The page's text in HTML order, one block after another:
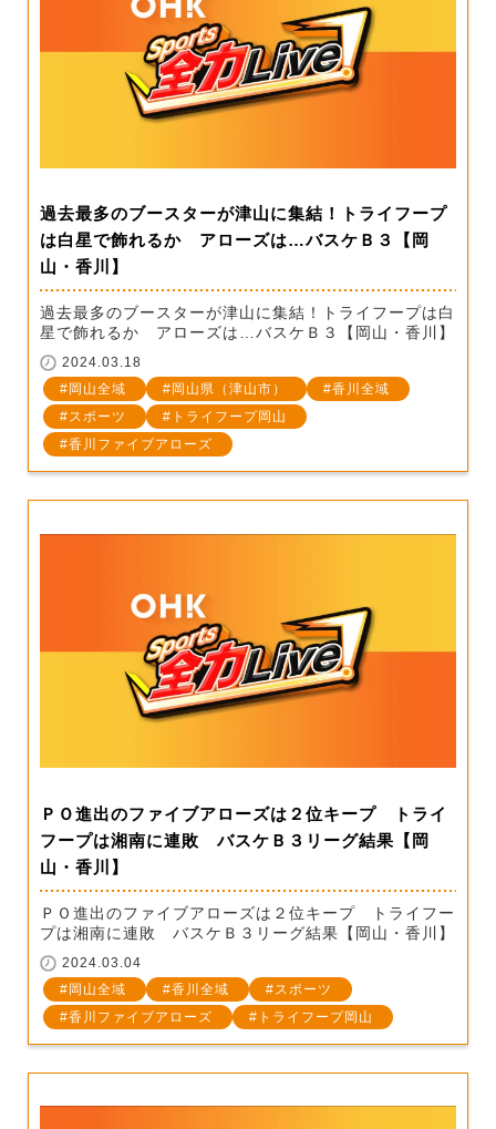
過去最多のブースターが津山に集結！トライフープ
は白星で飾れるか アローズは…バスケＢ３【岡
山・香川】
過去最多のブースターが津山に集結！トライフープは白
星で飾れるか アローズは…バスケＢ３【岡山・香川】
2024.03.18
岡山全域
岡山県（津山市）
香川全域
スポーツ
トライフープ岡山
香川ファイブアローズ
ＰＯ進出のファイブアローズは２位キープ トライ
フープは湘南に連敗 バスケＢ３リーグ結果【岡
山・香川】
ＰＯ進出のファイブアローズは２位キープ トライフー
プは湘南に連敗 バスケＢ３リーグ結果【岡山・香川】
2024.03.04
岡山全域
香川全域
スポーツ
香川ファイブアローズ
トライフープ岡山